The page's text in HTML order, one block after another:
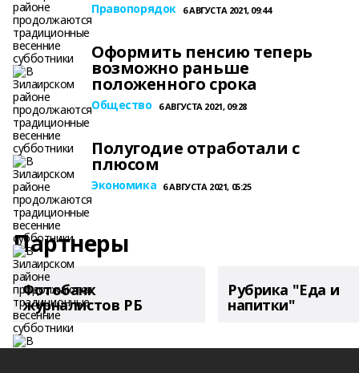
Правопорядок 6 АВГУСТА 2021, 09:44
Оформить пенсию теперь
возможно раньше
положенного срока
Общество 6 АВГУСТА 2021, 09:28
Полугодие отработали с
плюсом
Экономика 6 АВГУСТА 2021, 05:25
Партнеры
Фотобанк
журналистов РБ
Рубрика "Еда и
напитки"